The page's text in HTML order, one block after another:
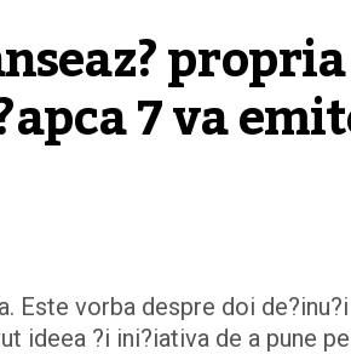
propria
7 va
Este vorba despre doi
ideea ?i ini?iativa de a pune pe